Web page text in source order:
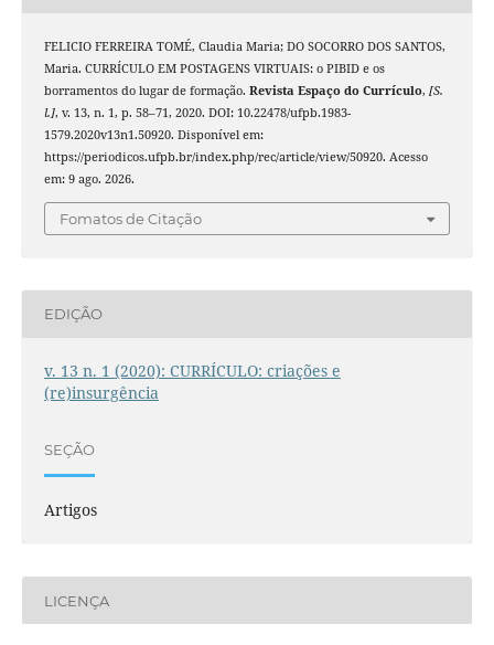
FELICIO FERREIRA TOMÉ, Claudia Maria; DO SOCORRO DOS SANTOS,
Maria. CURRÍCULO EM POSTAGENS VIRTUAIS: o PIBID e os
borramentos do lugar de formação. Revista Espaço do Currículo, [S.
l.], v. 13, n. 1, p. 58–71, 2020. DOI: 10.22478/ufpb.1983-
1579.2020v13n1.50920. Disponível em:
https://periodicos.ufpb.br/index.php/rec/article/view/50920. Acesso
em: 9 ago. 2026.
Fomatos de Citação
EDIÇÃO
v. 13 n. 1 (2020): CURRÍCULO: criações e
(re)insurgência
SEÇÃO
Artigos
LICENÇA